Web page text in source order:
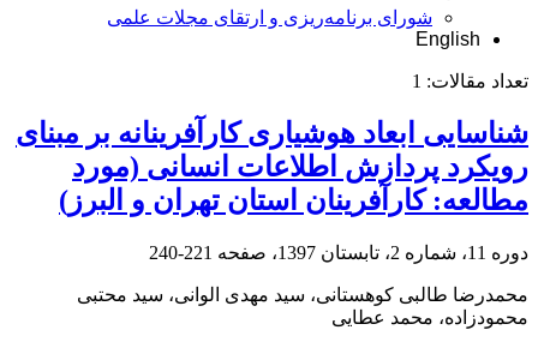
شورای برنامه‌ریزی و ارتقای مجلات علمی
English
تعداد مقالات: 1
شناسایی ابعاد هوشیاری کارآفرینانه بر مبنای
رویکرد پردازش اطلاعات انسانی (مورد
مطالعه: کارآفرینان استان تهران و البرز)
دوره 11، شماره 2، تابستان 1397، صفحه 221-240
محمدرضا طالبی کوهستانی، سید مهدی الوانی، سید محتبی
محمودزاده، محمد عطایی